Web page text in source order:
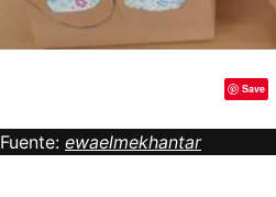
Save
Fuente: ewaelmekhantar